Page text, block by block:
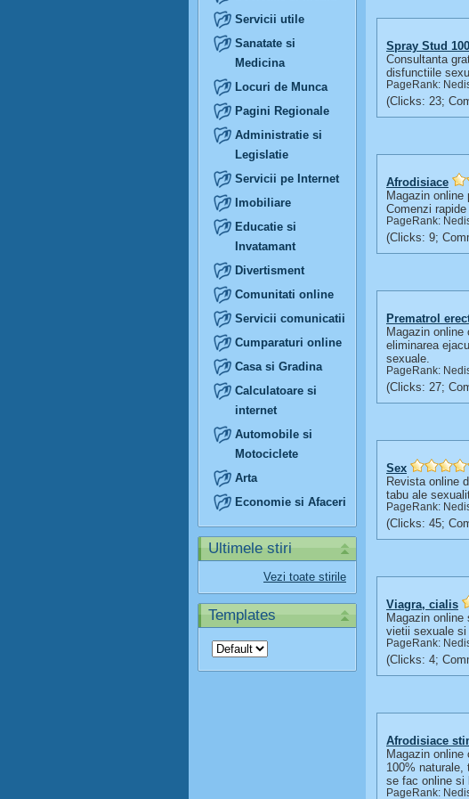
Servicii utile
Sanatate si
Medicina
Locuri de Munca
Pagini Regionale
Administratie si
Legislatie
Servicii pe Internet
Imobiliare
Educatie si
Invatamant
Divertisment
Comunitati online
Servicii comunicatii
Cumparaturi online
Casa si Gradina
Calculatoare si
internet
Automobile si
Motociclete
Arta
Economie si Afaceri
Ultimele stiri
Vezi toate stirile
Templates
Spray Stud
Consultanta
disfunctiile
PageRank:
Afrodisiace
Magazin
Comenzi
PageRank:
Prematrol
Magazin online
eliminarea
sexuale.
PageRank:
Sex
Revista online
tabu ale
PageRank:
Viagra, cialis
Magazin
vietii sexuale si
PageRank:
Afrodisiace
Magazin
100%
se fac online si
PageRank: